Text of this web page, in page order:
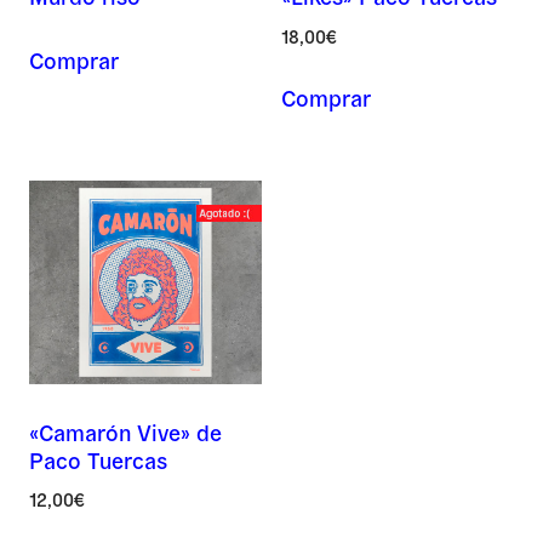
Comprar
18,00€
Comprar
«Camarón Vive» de
Paco Tuercas
12,00€
Asunto *
Mensaje *